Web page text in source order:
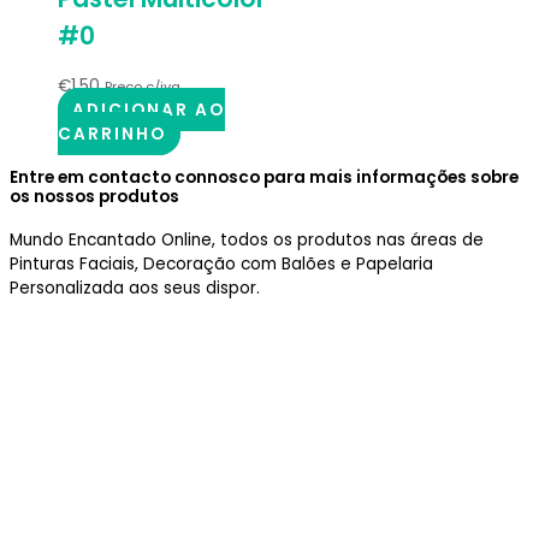
#0
€1.50 Preço c/iva
ADICIONAR AO
CARRINHO
Entre em contacto connosco para mais informações sobre
os nossos produtos
Mundo Encantado Online, todos os produtos nas áreas de
Pinturas Faciais, Decoração com Balões e Papelaria
Personalizada aos seus dispor.